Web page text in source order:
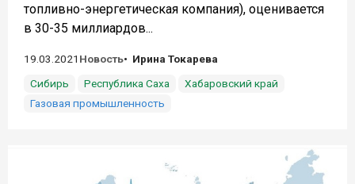
топливно-энергетическая компания), оценивается
в 30-35 миллиардов...
19.03.2021 Новость
Ирина Токарева
Сибирь
Республика Саха
Хабаровский край
Газовая промышленность